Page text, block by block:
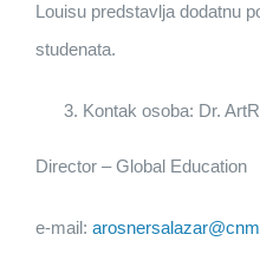
Louisu predstavlja dodatnu
studenata.
Kontak osoba: Dr.
Director – Global Education
e-mail: